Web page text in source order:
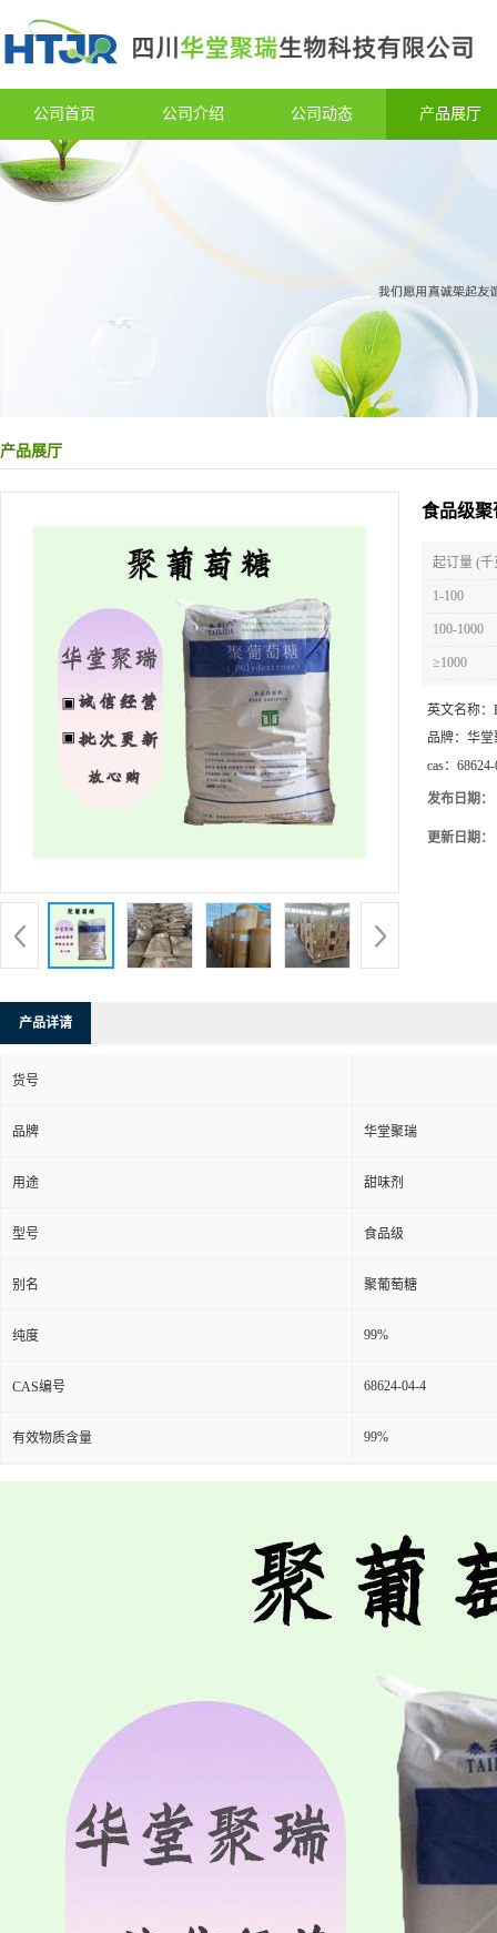
公司首页 公司介绍 公司动态 产品展厅
产品展厅
食品级聚
起订量 (千
1-100
100-1000
≥1000
英文名称：
品牌： 华堂
cas：
发布日期：
更新日期：
产品详请
货号
品牌 华堂聚瑞
用途 甜味剂
型号 食品级
别名 聚葡萄糖
纯度 99%
CAS编号 68624-04-4
有效物质含量 99%